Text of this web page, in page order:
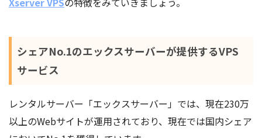
シェアNo.1のエックスサーバーが提供するVPS
サービス
レンタルサーバー「エックスサーバー」では、現在230万
以上のWebサイトが運用されており、現在では国内シェア